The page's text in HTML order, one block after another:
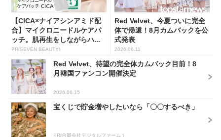
【CICA×ナイアシンアミド配
合】マイクロニードルケアパ
ッチ。肌再生をしながらハ...
PR(SEVEN BEAUTY)
Red Velvet、今夏ついに完全
体で帰還！8月カムバックを公
式発表
2026.06.11
Red Velvet、待望の完全体カムバック目前！8
月韓国ファンコン開催決定
2026.06.15
宝くじで貯金増やしたいなら「〇〇するべき」
PR(合同会社デジタルファーム )